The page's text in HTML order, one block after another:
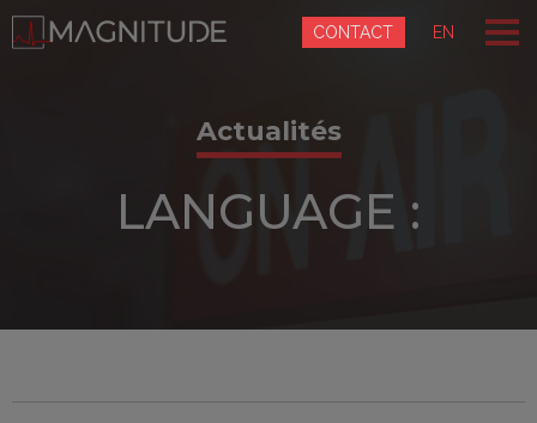
Panneau de gestion des cookies
CONTACT EN
Actualités
LANGUAGE :